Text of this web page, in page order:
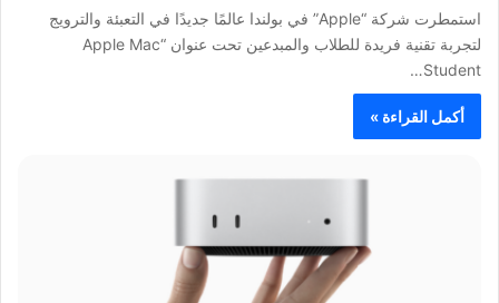
استمطرت شركة “Apple” في بولندا عالمًا جديدًا في التعبئة والترويج
لتجربة تقنية فريدة للطلاب والمبدعين تحت عنوان “Apple Mac
Student…
أكمل القراءة »